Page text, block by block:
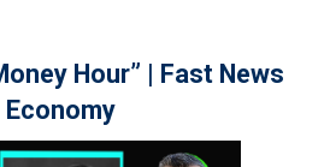
Hour” | Fast News
Economy